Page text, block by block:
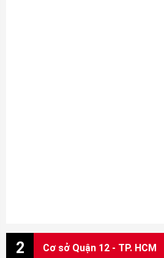
2 Cơ sở Quận 12 - TP. HCM